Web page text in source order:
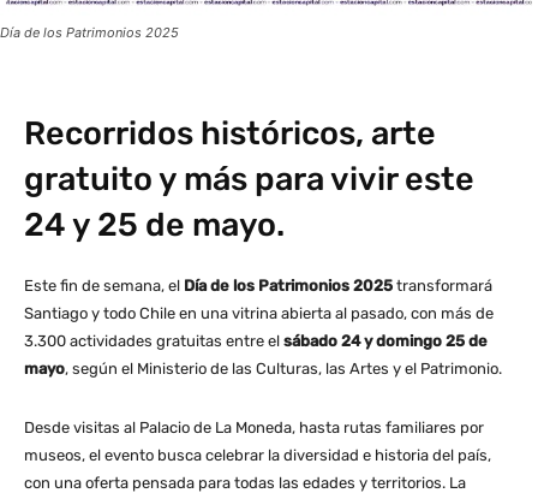
Día de los Patrimonios 2025
Recorridos históricos, arte
gratuito y más para vivir este
24 y 25 de mayo.
Este fin de semana, el Día de los Patrimonios 2025 transformará
Santiago y todo Chile en una vitrina abierta al pasado, con más de
3.300 actividades gratuitas entre el sábado 24 y domingo 25 de
mayo, según el Ministerio de las Culturas, las Artes y el Patrimonio.
Desde visitas al Palacio de La Moneda, hasta rutas familiares por
museos, el evento busca celebrar la diversidad e historia del país,
con una oferta pensada para todas las edades y territorios. La